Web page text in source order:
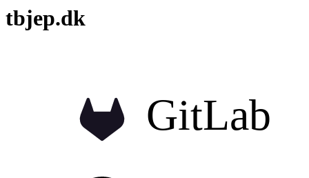
tbjep.dk
GitLab